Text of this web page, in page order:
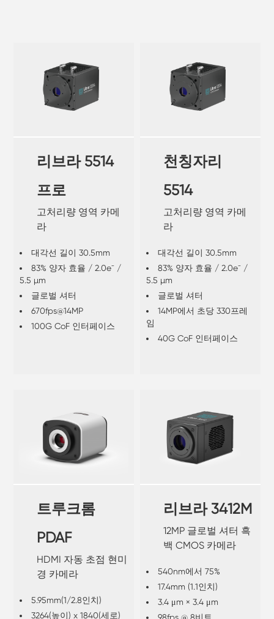
리브라 5514
프로
고처리량 영역 카메
라
대각선 길이 30.5mm
83% 양자 효율 / 2.0e⁻ /
5.5 µm
글로벌 셔터
670fps@14MP
100G CoF 인터페이스
천칭자리
5514
고처리량 영역 카메
라
대각선 길이 30.5mm
83% 양자 효율 / 2.0e⁻ /
5.5 µm
글로벌 셔터
14MP에서 초당 330프레
임
40G CoF 인터페이스
트루크롬
PDAF
HDMI 자동 초점 현미
경 카메라
5.95mm(1/2.8인치)
3264(높이) x 1840(세로)
리브라 3412M
12MP 글로벌 셔터 흑
백 CMOS 카메라
540nm에서 75%
17.4mm (1.1인치)
3.4 μm × 3.4 μm
98fps @ 8비트